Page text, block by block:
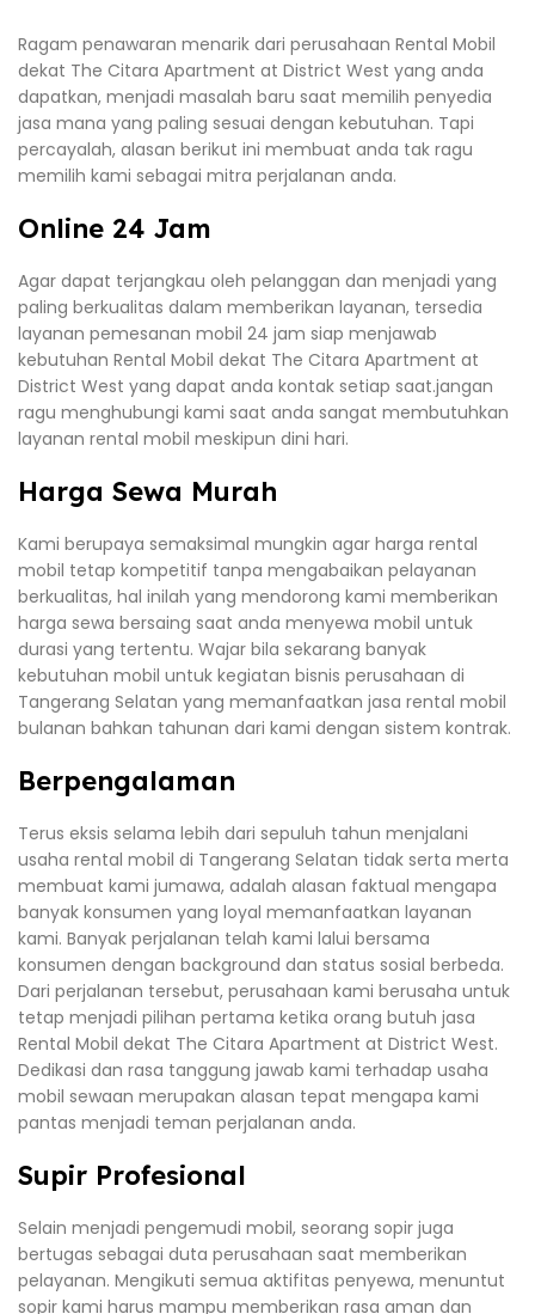
Ragam penawaran menarik dari perusahaan Rental Mobil
dekat The Citara Apartment at District West yang anda
dapatkan, menjadi masalah baru saat memilih penyedia
jasa mana yang paling sesuai dengan kebutuhan. Tapi
percayalah, alasan berikut ini membuat anda tak ragu
memilih kami sebagai mitra perjalanan anda.
Online 24 Jam
Agar dapat terjangkau oleh pelanggan dan menjadi yang
paling berkualitas dalam memberikan layanan, tersedia
layanan pemesanan mobil 24 jam siap menjawab
kebutuhan Rental Mobil dekat The Citara Apartment at
District West yang dapat anda kontak setiap saat.jangan
ragu menghubungi kami saat anda sangat membutuhkan
layanan rental mobil meskipun dini hari.
Harga Sewa Murah
Kami berupaya semaksimal mungkin agar harga rental
mobil tetap kompetitif tanpa mengabaikan pelayanan
berkualitas, hal inilah yang mendorong kami memberikan
harga sewa bersaing saat anda menyewa mobil untuk
durasi yang tertentu. Wajar bila sekarang banyak
kebutuhan mobil untuk kegiatan bisnis perusahaan di
Tangerang Selatan yang memanfaatkan jasa rental mobil
bulanan bahkan tahunan dari kami dengan sistem kontrak.
Berpengalaman
Terus eksis selama lebih dari sepuluh tahun menjalani
usaha rental mobil di Tangerang Selatan tidak serta merta
membuat kami jumawa, adalah alasan faktual mengapa
banyak konsumen yang loyal memanfaatkan layanan
kami. Banyak perjalanan telah kami lalui bersama
konsumen dengan background dan status sosial berbeda.
Dari perjalanan tersebut, perusahaan kami berusaha untuk
tetap menjadi pilihan pertama ketika orang butuh jasa
Rental Mobil dekat The Citara Apartment at District West.
Dedikasi dan rasa tanggung jawab kami terhadap usaha
mobil sewaan merupakan alasan tepat mengapa kami
pantas menjadi teman perjalanan anda.
Supir Profesional
Selain menjadi pengemudi mobil, seorang sopir juga
bertugas sebagai duta perusahaan saat memberikan
pelayanan. Mengikuti semua aktifitas penyewa, menuntut
sopir kami harus mampu memberikan rasa aman dan